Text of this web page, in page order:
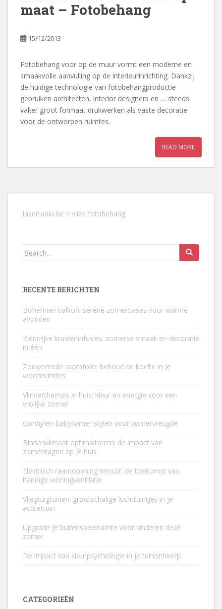
maat – Fotobehang
15/12/2013
Fotobehang voor op de muur vormt een moderne en
smaakvolle aanvulling op de interieurinrichting. Dankzij
de huidige technologie van fotobehangproductie
gebruiken architecten, interior designers en … steeds
vaker groot formaat drukwerken als vaste decoratie
voor de ontworpen ruimtes.
READ MORE
laserradio.be > vlies fotobehang
Search
RECENTE BERICHTEN
Bohemian balkon: serene zomeroases voor warme
avonden
Kleurrijke kruideninfusies: zomerse smaak en decoratie
in één
Zonwerende raamfolie: behoud de koelte in je
woonruimtes
Vlinderthema’s in huis: kleur en energie voor een
vrolijke zomer
Gordijnen babykamer stylen voor zomervreugde
Binnenklimaat optimaliseren: de impact van
zomerdagen op je huis
Elektrisch raamopening sensor: de toekomst van
handige woningventilatie
Vliegtuigtuinen: grootschalige luchttuintjes in je
achtertuin
Upgrade je buitenspeelruimte voor kinderen deze
zomer
De impact van kleurpsychologie in je tuinontwerp
CATEGORIEËN